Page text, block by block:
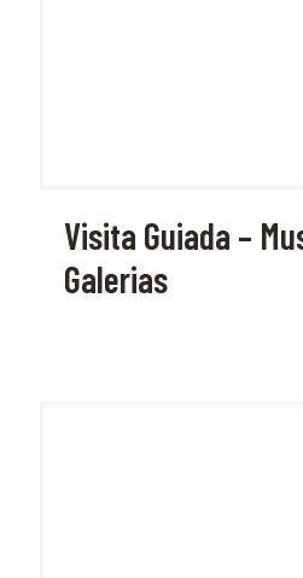
Visita Guiada –
Galerias